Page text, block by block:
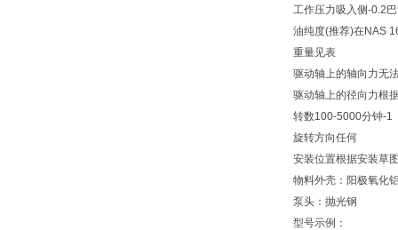
工作压力吸入侧-0.2
油纯度(推荐)在NAS
重量见表
驱动轴上的轴向力无
驱动轴上的径向力根
转数100-5000分钟-1
旋转方向任何
安装位置根据安装草
物料外壳：阳极氧化
泵头：抛光钢
型号示例：